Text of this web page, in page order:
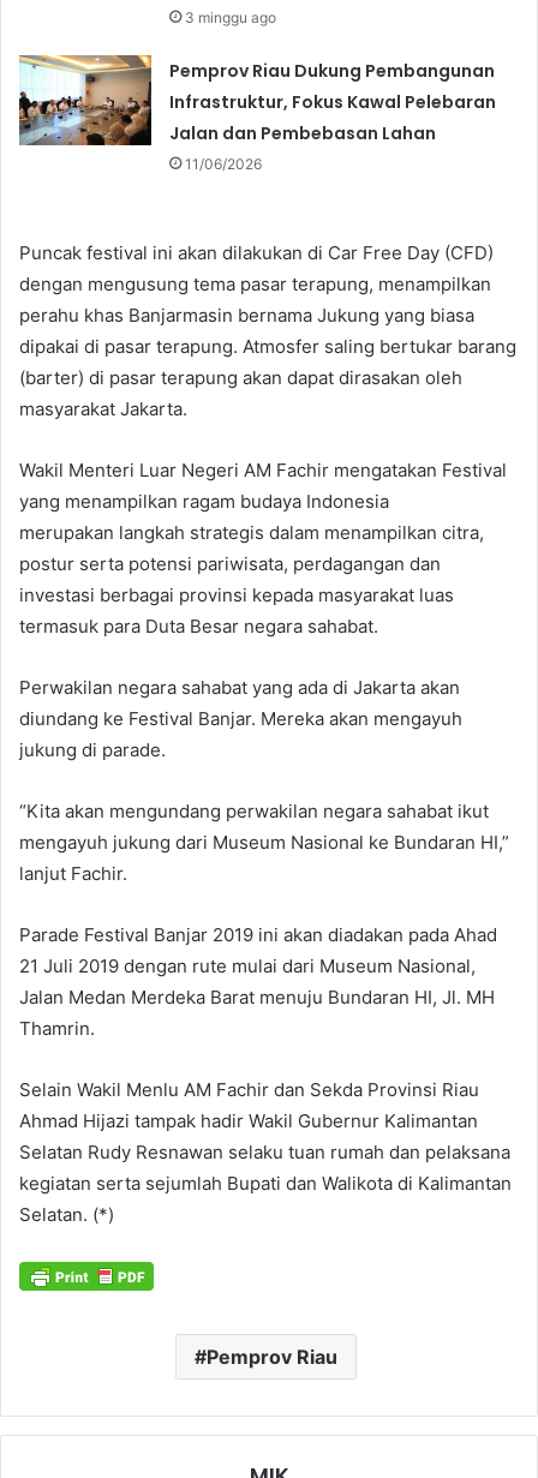
3 minggu ago
Pemprov Riau Dukung Pembangunan
Infrastruktur, Fokus Kawal Pelebaran
Jalan dan Pembebasan Lahan
11/06/2026
Puncak festival ini akan dilakukan di Car Free Day (CFD)
dengan mengusung tema pasar terapung, menampilkan
perahu khas Banjarmasin bernama Jukung yang biasa
dipakai di pasar terapung. Atmosfer saling bertukar barang
(barter) di pasar terapung akan dapat dirasakan oleh
masyarakat Jakarta.
Wakil Menteri Luar Negeri AM Fachir mengatakan Festival
yang menampilkan ragam budaya Indonesia
merupakan langkah strategis dalam menampilkan citra,
postur serta potensi pariwisata, perdagangan dan
investasi berbagai provinsi kepada masyarakat luas
termasuk para Duta Besar negara sahabat.
Perwakilan negara sahabat yang ada di Jakarta akan
diundang ke Festival Banjar. Mereka akan mengayuh
jukung di parade.
“Kita akan mengundang perwakilan negara sahabat ikut
mengayuh jukung dari Museum Nasional ke Bundaran HI,”
lanjut Fachir.
Parade Festival Banjar 2019 ini akan diadakan pada Ahad
21 Juli 2019 dengan rute mulai dari Museum Nasional,
Jalan Medan Merdeka Barat menuju Bundaran HI, Jl. MH
Thamrin.
Selain Wakil Menlu AM Fachir dan Sekda Provinsi Riau
Ahmad Hijazi tampak hadir Wakil Gubernur Kalimantan
Selatan Rudy Resnawan selaku tuan rumah dan pelaksana
kegiatan serta sejumlah Bupati dan Walikota di Kalimantan
Selatan. (*)
Pemprov Riau